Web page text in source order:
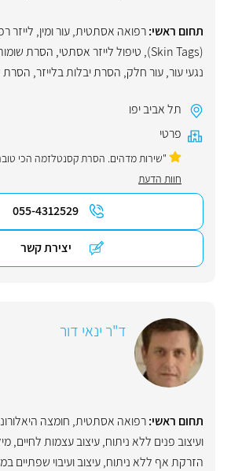
תחום ראשי:רפואה אסתטית,עור ומין, לייזר
(Skin Tags)
, טיפול לייזר אסתטי, הסרת
נגעי עור,עור חלק, הסרת יבלות בלייזר, הסרת
תל אביב יפו
פרטי
"שירות מדהים. הסרת קסנטלזמה הכי
חוות הדעת
055-4312529
יצירת קשר
ד"ר ינאי דור
תחום ראשי:רפואה אסתטית, חומצה
ועיצוב פנים ללא ניתוח,עיצוב עצמות לחיים,
הזרקת אף ללא ניתוח,עיצוב ועיבוי שפתיים